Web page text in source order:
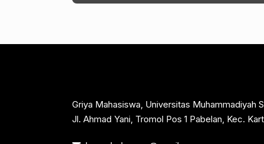
Griya Mahasiswa, Universitas Muhammadiyah
Jl. Ahmad Yani, Tromol Pos 1 Pabelan, Kec.